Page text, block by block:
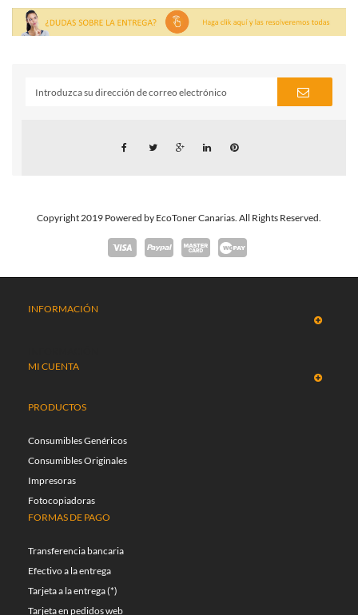
Copyright 2019 Powered by EcoToner Canarias. All Rights Reserved.
INFORMACIÓN
MI CUENTA
PRODUCTOS
Consumibles Genéricos
Consumibles Originales
Impresoras
Fotocopiadoras
FORMAS DE PAGO
Transferencia bancaria
Efectivo a la entrega
Tarjeta a la entrega (*)
Tarjeta en pedidos web